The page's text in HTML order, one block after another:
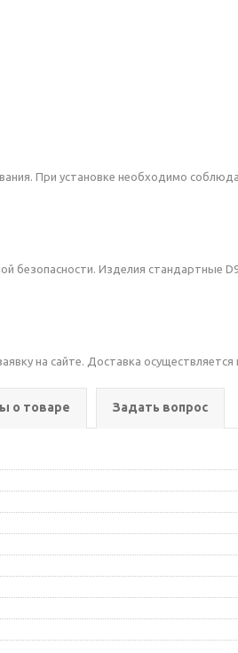
При установке необходимо
безопасности. Изделия стандартные
на сайте. Доставка осуществляется
о товаре Задать вопрос